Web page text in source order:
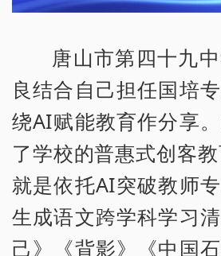
唐山市第四十九
良结合自己担任国培
绕AI赋能教育作分享
了学校的普惠式创客
就是依托AI突破教师
生成语文跨学科学习
己》《背影》《中国